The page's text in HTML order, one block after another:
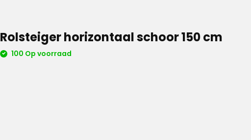
Rolsteiger horizontaal schoor 150 cm
100 Op voorraad